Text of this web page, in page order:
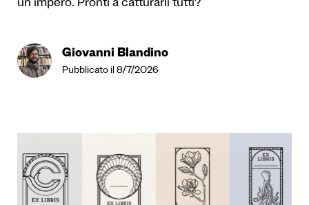
un impero. Pronti a catturarli tutti?
Giovanni Blandino
Pubblicato il 8/7/2026